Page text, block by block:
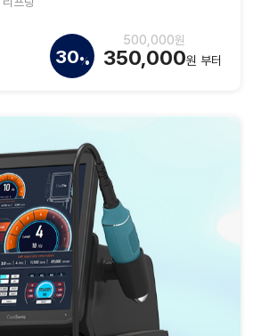
30%
500,000원
350,000원 부터